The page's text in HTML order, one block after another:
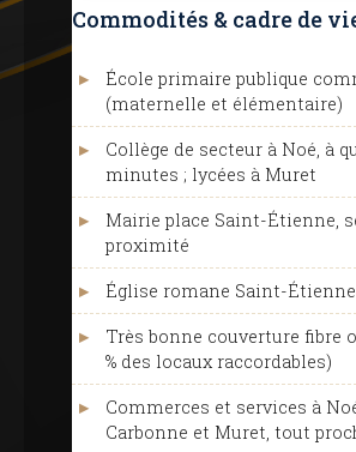
Commodités & cadre de
École primaire publique
(maternelle et élémentaire)
Collège de secteur à Noé, à
minutes ; lycées à Muret
Mairie place Saint-Étienne,
proximité
Église romane Saint-Étienne
Très bonne couverture fibre
% des locaux raccordables)
Commerces et services à
Carbonne et Muret, tout